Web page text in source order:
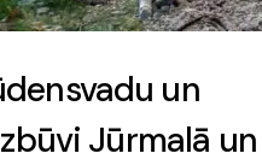
un
Jūrmalā un